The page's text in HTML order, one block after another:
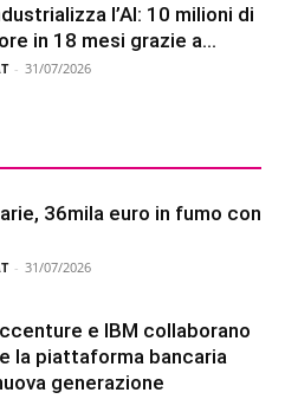
l’AI: 10 milioni di
in 18 mesi grazie a...
- 31/07/2026
36mila euro in fumo con
- 31/07/2026
e IBM collaborano
la piattaforma bancaria
generazione